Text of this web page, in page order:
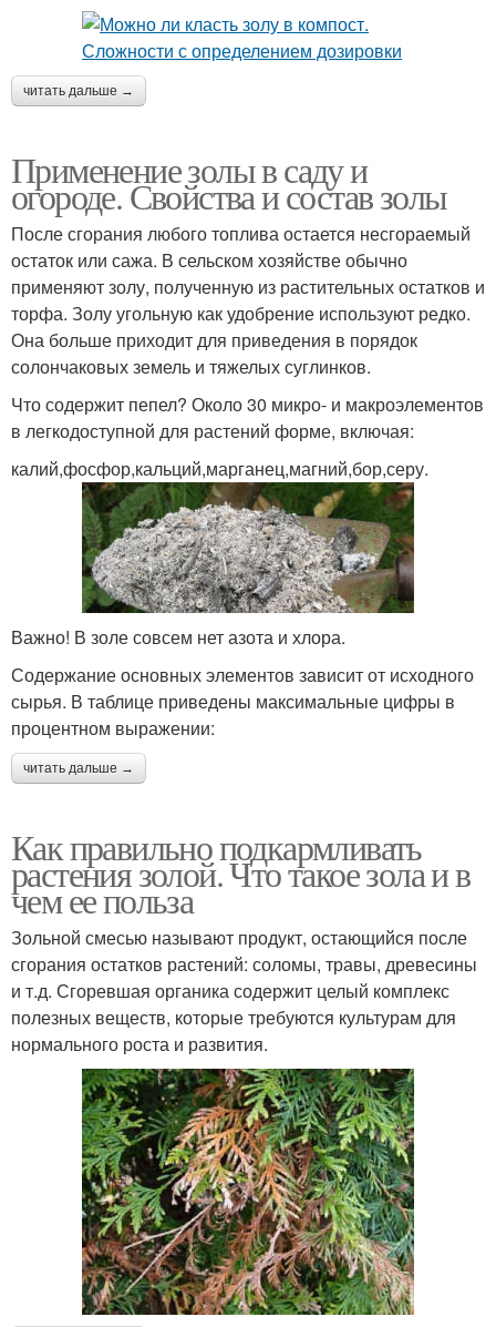
читать дальше →
Применение золы в саду и
огороде. Свойства и состав золы
После сгорания любого топлива остается несгораемый
остаток или сажа. В сельском хозяйстве обычно
применяют золу, полученную из растительных остатков и
торфа. Золу угольную как удобрение используют редко.
Она больше приходит для приведения в порядок
солончаковых земель и тяжелых суглинков.
Что содержит пепел? Около 30 микро- и макроэлементов
в легкодоступной для растений форме, включая:
калий,фосфор,кальций,марганец,магний,бор,серу.
Важно! В золе совсем нет азота и хлора.
Содержание основных элементов зависит от исходного
сырья. В таблице приведены максимальные цифры в
процентном выражении:
читать дальше →
Как правильно подкармливать
растения золой. Что такое зола и в
чем ее польза
Зольной смесью называют продукт, остающийся после
сгорания остатков растений: соломы, травы, древесины
и т.д. Сгоревшая органика содержит целый комплекс
полезных веществ, которые требуются культурам для
нормального роста и развития.